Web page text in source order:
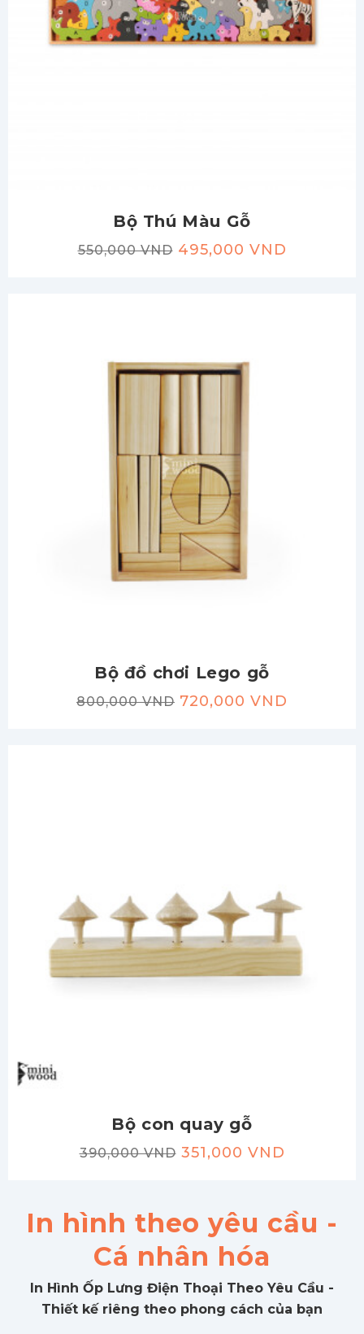
Bộ Thú Màu Gỗ
550,000 VND 495,000 VND
Bộ đồ chơi Lego gỗ
800,000 VND 720,000 VND
Bộ con quay gỗ
390,000 VND 351,000 VND
In hình theo yêu cầu -
Cá nhân hóa
In Hình Ốp Lưng Điện Thoại Theo Yêu Cầu -
Thiết kế riêng theo phong cách của bạn